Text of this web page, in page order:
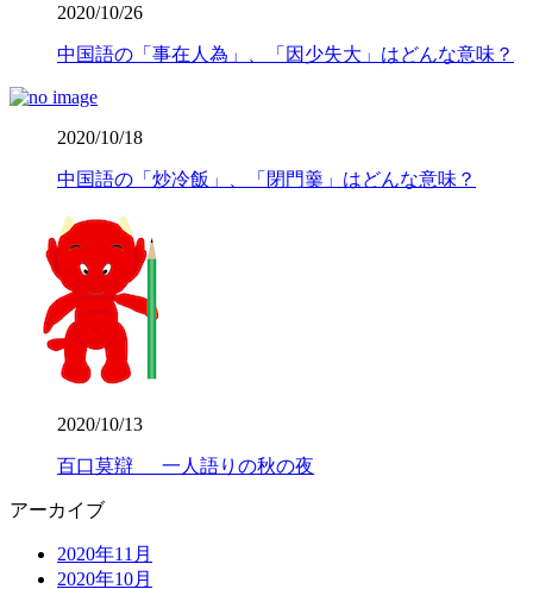
2020/10/26
中国語の「事在人為」、「因少失大」はどんな意味？
2020/10/18
中国語の「炒冷飯」、「閉門羹」はどんな意味？
2020/10/13
百口莫辯 一人語りの秋の夜
アーカイブ
2020年11月
2020年10月